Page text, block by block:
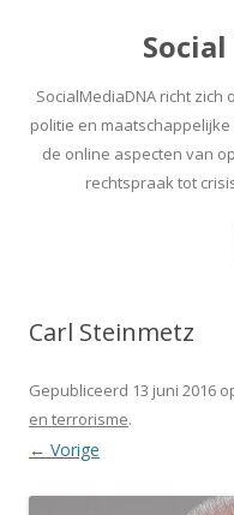
SocialMediaDNA richt
politie en
de online aspecten van
rechtspraak tot
Carl Steinmetz
Gepubliceerd 13 juni 2016
en terrorisme.
← Vorige